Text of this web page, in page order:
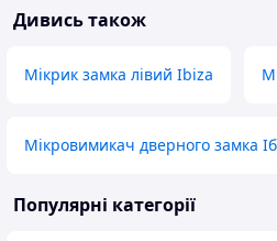
Дивись також
Мікрик замка лівий Ibiza
Мікровимикач дверного замка
Популярні категорії